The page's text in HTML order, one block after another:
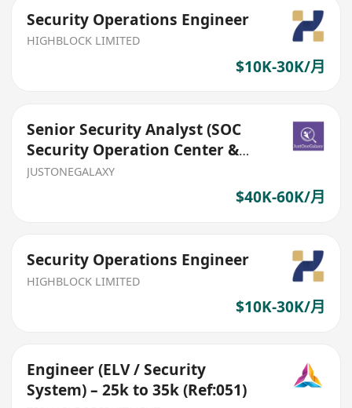
Security Operations Engineer
HIGHBLOCK LIMITED
$10K-30K/月
Senior Security Analyst (SOC
Security Operation Center &
SIEM
JUSTONEGALAXY
$40K-60K/月
Security Operations Engineer
HIGHBLOCK LIMITED
$10K-30K/月
Engineer (ELV / Security
System) – 25k to 35k (Ref:051)